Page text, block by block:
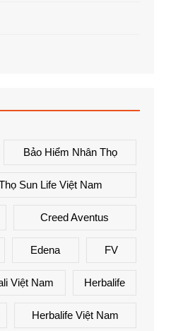
Bảo Hiểm Nhân Thọ
Sun Life Việt Nam
Creed Aventus
Edena FV
Việt Nam Herbalife
Herbalife Việt Nam